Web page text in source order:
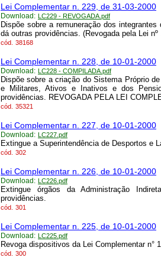
Lei Complementar n. 229, de 31-03-2000
Download: LC229 - REVOGADA.pdf
Dispõe sobre a remuneração dos
dá outras providências. (Revogada pela Lei
cód. 38168
Lei Complementar n. 228, de 10-01-2000
Download: LC228 - COMPILADA.pdf
Dispõe sobre a criação do Sistema Próprio
e Militares, Ativos e Inativos e dos
providências. REVOGADA PELA LEI
cód. 35321
Lei Complementar n. 227, de 10-01-2000
Download: LC227.pdf
Extingue a Superintendência de Desportos e
cód. 302
Lei Complementar n. 226, de 10-01-2000
Download: LC226.pdf
Extingue órgãos da Administração
providências.
cód. 301
Lei Complementar n. 225, de 10-01-2000
Download: LC225.pdf
Revoga dispositivos da Lei Complementar n°
cód. 300